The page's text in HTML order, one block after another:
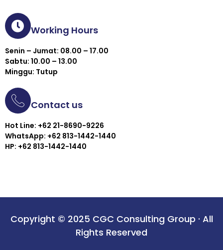
Working Hours
Senin – Jumat: 08.00 – 17.00
Sabtu: 10.00 – 13.00
Minggu: Tutup
Contact us
Hot Line: +62 21-8690-9226
WhatsApp: +62 813-1442-1440
HP: +62 813-1442-1440
Copyright © 2025 CGC Consulting Group · All
Rights Reserved